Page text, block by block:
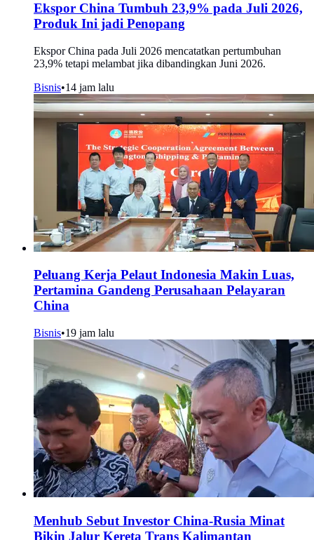
Ekspor China Tumbuh 23,9% pada Juli 2026,
Produk Ini jadi Penopang
Ekspor China pada Juli 2026 mencatatkan pertumbuhan
23,9% tetapi melambat jika dibandingkan Juni 2026.
Bisnis•14 jam lalu
Peluang Kerja Pelaut Indonesia Makin Luas,
Pertamina Gandeng Perusahaan Pelayaran
China
Bisnis•19 jam lalu
Menhub Sebut Investor China-Rusia Minat
Bikin Jalur Kereta Trans Kalimantan